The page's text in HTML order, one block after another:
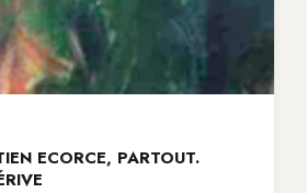
ECORCE, PARTOUT.